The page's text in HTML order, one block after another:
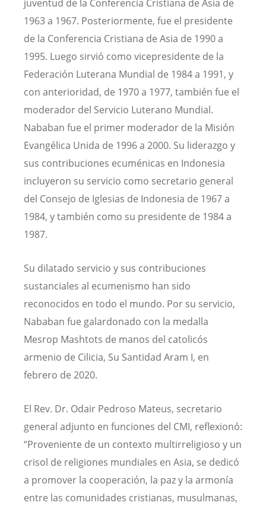
juventud de la Conferencia Cristiana de Asia de
1963 a 1967. Posteriormente, fue el presidente
de la Conferencia Cristiana de Asia de 1990 a
1995. Luego sirvió como vicepresidente de la
Federación Luterana Mundial de 1984 a 1991, y
con anterioridad, de 1970 a 1977, también fue el
moderador del Servicio Luterano Mundial.
Nababan fue el primer moderador de la Misión
Evangélica Unida de 1996 a 2000. Su liderazgo y
sus contribuciones ecuménicas en Indonesia
incluyeron su servicio como secretario general
del Consejo de Iglesias de Indonesia de 1967 a
1984, y también como su presidente de 1984 a
1987.
Su dilatado servicio y sus contribuciones
sustanciales al ecumenismo han sido
reconocidos en todo el mundo. Por su servicio,
Nababan fue galardonado con la medalla
Mesrop Mashtots de manos del catolicós
armenio de Cilicia, Su Santidad Aram I, en
febrero de 2020.
El Rev. Dr. Odair Pedroso Mateus, secretario
general adjunto en funciones del CMI, reflexionó:
“Proveniente de un contexto multirreligioso y un
crisol de religiones mundiales en Asia, se dedicó
a promover la cooperación, la paz y la armonía
entre las comunidades cristianas, musulmanas,